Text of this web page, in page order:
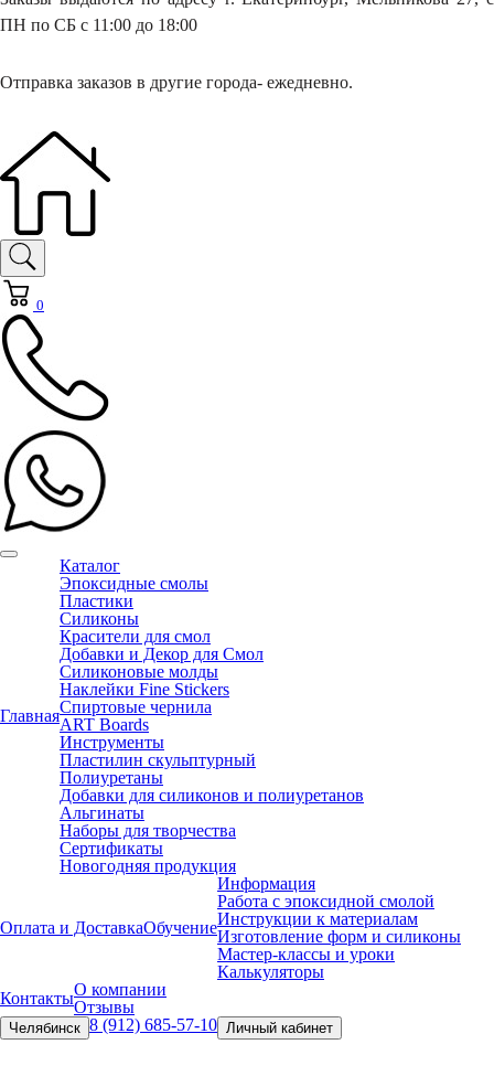
ПН по СБ с 11:00 до 18:00
Отправка заказов в другие города- ежедневно.
0
Главная
Каталог
Эпоксидные смолы
Пластики
Силиконы
Красители для смол
Добавки и Декор для Смол
Силиконовые молды
Наклейки Fine Stickers
Спиртовые чернила
ART Boards
Инструменты
Пластилин скульптурный
Полиуретаны
Добавки для силиконов и полиуретанов
Альгинаты
Наборы для творчества
Сертификаты
Новогодняя продукция
Оплата и ДоставкаОбучение
Информация
Работа с эпоксидной смолой
Инструкции к материалам
Изготовление форм и силиконы
Мастер-классы и уроки
Калькуляторы
КонтактыО компании
Отзывы
Челябинск 8 (912) 685-57-10 Личный кабинет